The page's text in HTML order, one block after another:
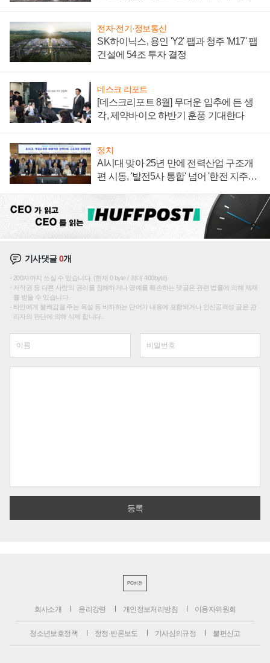
전자·전기·정보통신
SK하이닉스, 용인 'Y2' 팹과 청주 'M17' 팹
건설에 54조 투자 결정
데스크 리포트
[데스크리포트 8월] 무더운 입추에 든 생
각, 제약바이오 하반기 훈풍 기대한다
정치
AI시대 맞아 25년 만에 전력산업 구조개
편 시동, '발전5사 통합' 넘어 '한전 지주사'
기사댓글0개
200자까지 쓰실 수 있습니다. (현재 0 byte / 최대 400byte)
저작권 등 다른 사람의 권리를 침해하거나 명예를 훼손하는 댓글은 관련 법률에 의해 제재
를 받을 수 있습니다.
타인에게 불쾌감을 주는 욕설 등 비하하는 단어가 내용에 포함되거나 인신공격성 글은 관
리자의 판단에 의해 삭제 합니다.
PC버전
회사소개 윤리강령 개인정보처리방침 이용자위원회
청소년보호정책 정정·반론보도 기사심의규정 불편신고